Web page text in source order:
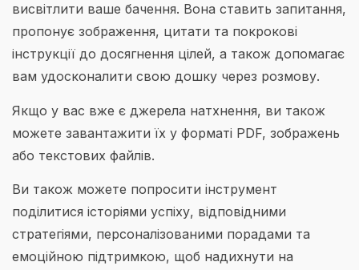
висвітлити ваше бачення. Вона ставить запитання,
пропонує зображення, цитати та покрокові
інструкції до досягнення цілей, а також допомагає
вам удосконалити свою дошку через розмову.
Якщо у вас вже є джерела натхнення, ви також
можете завантажити їх у форматі PDF, зображень
або текстових файлів.
Ви також можете попросити інструмент
поділитися історіями успіху, відповідними
стратегіями, персоналізованими порадами та
емоційною підтримкою, щоб надихнути на